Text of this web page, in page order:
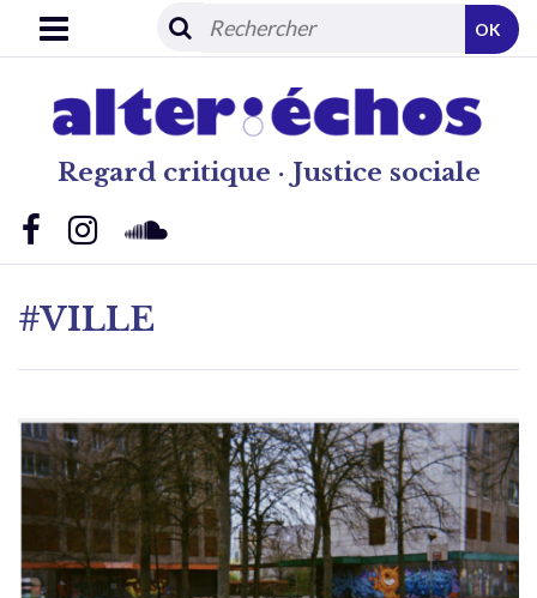
Regard critique · Justice sociale
OK
#VILLE